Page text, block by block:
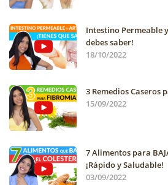
Intestino Permeable
debes saber!
18/10/2022
3 Remedios Caseros
15/09/2022
7 Alimentos para
¡Rápido y Saludable!
03/09/2022